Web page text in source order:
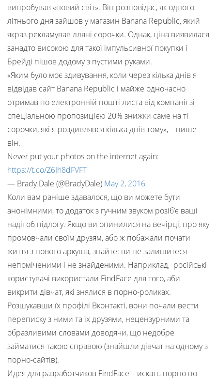
випробував «новий світ». Він розповідає, як одного
літнього дня зайшов у магазин Banana Republic, який
якраз рекламував лляні сорочки. Однак, ціна виявилася
занадто високою для такої імпульсивної покупки і
Брейді пішов додому з пустими руками.
«Яким було моє здивування, коли через кілька днів я
відвідав сайт Banana Republic і майже одночасно
отримав по електронній пошті листа від компанії зі
спеціальною пропозицією 20% знижки саме на ті
сорочки, які я роздивлявся кілька днів тому», – пише
він.
Never put your photos on the internet again:
https://t.co/Z6Jh8dFVFT
— Brady Dale (@BradyDale) May 2, 2016
Коли вам раніше здавалося, що ви можете бути
анонімними, то додаток з гучним звуком розіб’є ваші
надії об підлогу. Якщо ви опинилися на вечірці, про яку
промовчали своїм друзям, або ж побажали почати
життя з нового аркуша, знайте: ви не залишитеся
непоміченими і не знайденими. Наприклад, російські
користувачі використали FindFace для того, аби
викрити дівчат, які знялися в порно-роликах.
Розшукавши їх профілі Вконтакті, вони почали вести
переписку з ними та їх друзями, нецензурними та
образливими словами доводячи, що недобре
займатися такою справою (знайшли дівчат на одному з
порно-сайтів).
Идея для разработчиков FindFace – искать порно по